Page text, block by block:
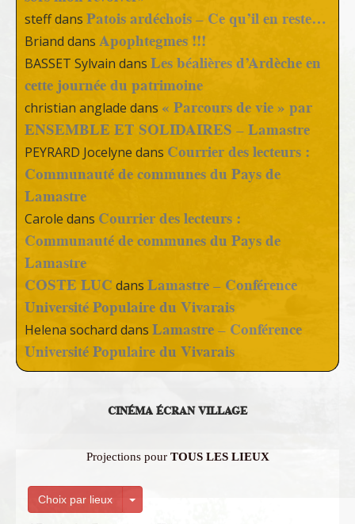
steffdans Patois ardéchois – Ce qu’il en reste…
Briand dans Apophtegmes !!!
BASSET Sylvain dans Les béalières d’Ardèche en
cette journée du patrimoine
christian anglade dans « Parcours de vie » par
ENSEMBLE ET SOLIDAIRES – Lamastre
PEYRARD Jocelyne dans Courrier des lecteurs :
Communauté de communes du Pays de
Lamastre
Carole dans Courrier des lecteurs :
Communauté de communes du Pays de
Lamastre
COSTE LUC dans Lamastre – Conférence
Université Populaire du Vivarais
Helena sochard dans Lamastre – Conférence
Université Populaire du Vivarais
CINÉMA ÉCRAN VILLAGE